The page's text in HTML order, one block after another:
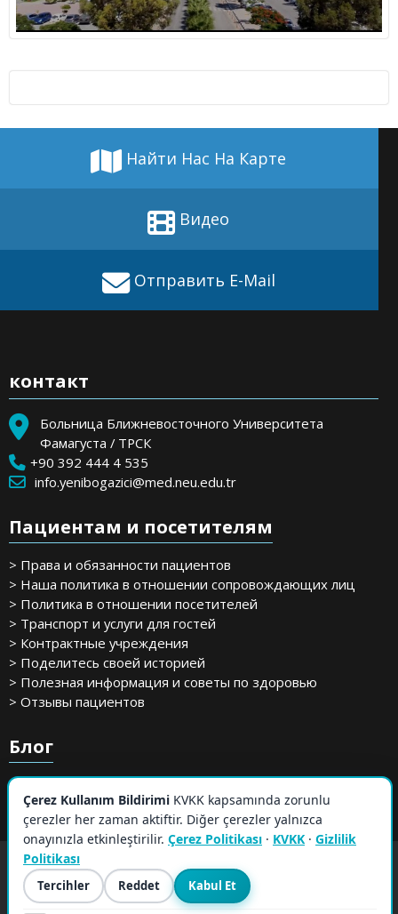
Найти Нас На Карте
Видео
Отправить E-Mail
контакт
Больница Ближневосточного Университета
Фамагуста / ТРСК
+90 392 444 4 535
info.yenibogazici@med.neu.edu.tr
Пациентам и посетителям
> Права и обязанности пациентов
> Наша политика в отношении сопровождающих лиц
> Политика в отношении посетителей
> Транспорт и услуги для гостей
> Контрактные учреждения
> Поделитесь своей историей
> Полезная информация и советы по здоровью
> Отзывы пациентов
Блог
Çerez Kullanım Bildirimi KVKK kapsamında zorunlu
çerezler her zaman aktiftir. Diğer çerezler yalnızca
onayınızla etkinleştirilir. Çerez Politikası · KVKK · Gizlilik
Politikası
Tercihler Reddet Kabul Et